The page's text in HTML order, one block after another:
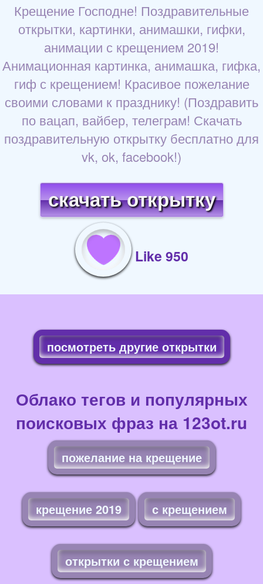
Крещение Господне! Поздравительные
открытки, картинки, анимашки, гифки,
анимации с крещением 2019!
Анимационная картинка, анимашка, гифка,
гиф с крещением! Красивое пожелание
своими словами к празднику! (Поздравить
по вацап, вайбер, телеграм! Скачать
поздравительную открытку бесплатно для
vk, ok, facebook!)
скачать открытку
Like 950
посмотреть другие открытки
Облако тегов и популярных
поисковых фраз на 123ot.ru
пожелание на крещение
крещение 2019 с крещением
открытки с крещением